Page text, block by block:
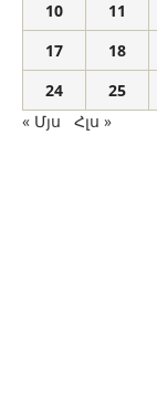
10
11
17
18
24
25
« Մյս
Հլս »